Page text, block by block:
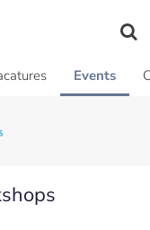
Events